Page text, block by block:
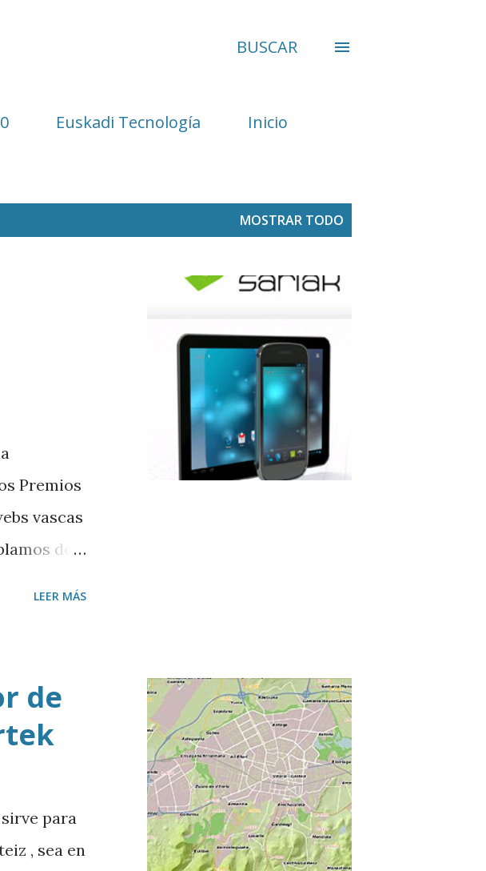
BUSCAR
Euskadi Tecnología Inicio
MOSTRAR TODO
Premios
vascas
de
.
tener
LEER MÁS
de
para
, sea en